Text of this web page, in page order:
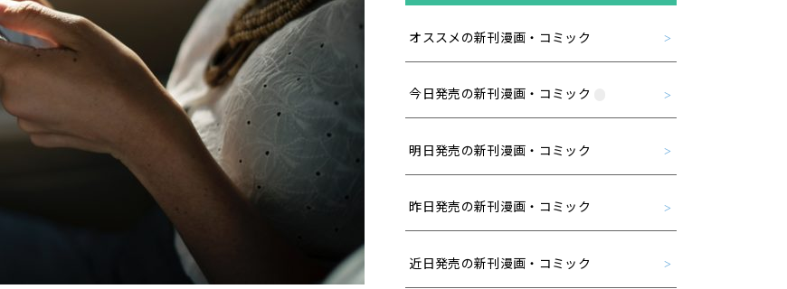
オススメの新刊漫画・コミック
今日発売の新刊漫画・コミック
明日発売の新刊漫画・コミック
昨日発売の新刊漫画・コミック
近日発売の新刊漫画・コミック